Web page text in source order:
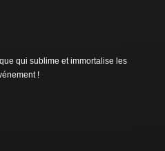
qui sublime et immortalise les
!